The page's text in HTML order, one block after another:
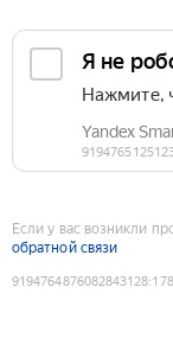
Если у вас возникли
обратной связи
9194764876082843128: